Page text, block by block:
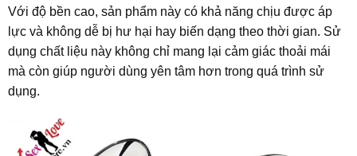
Với độ bền cao, sản phẩm này có khả năng chịu được áp
lực và không dễ bị hư hại hay biến dạng theo thời gian. Sử
dụng chất liệu này không chỉ mang lại cảm giác thoải mái
mà còn giúp người dùng yên tâm hơn trong quá trình sử
dụng.